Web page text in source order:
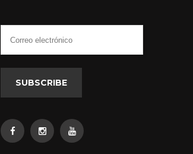
SUBSCRIBE